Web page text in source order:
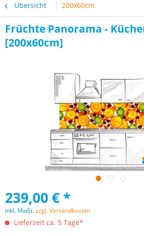
Übersicht 200x60cm
Früchte Panorama -
[200x60cm]
239,00 € *
inkl. MwSt.zzgl. Versandkosten
Lieferzeit ca. 5 Tage*